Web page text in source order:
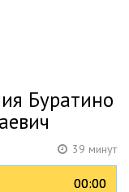
Буратино
39 минут
00:00
00:00